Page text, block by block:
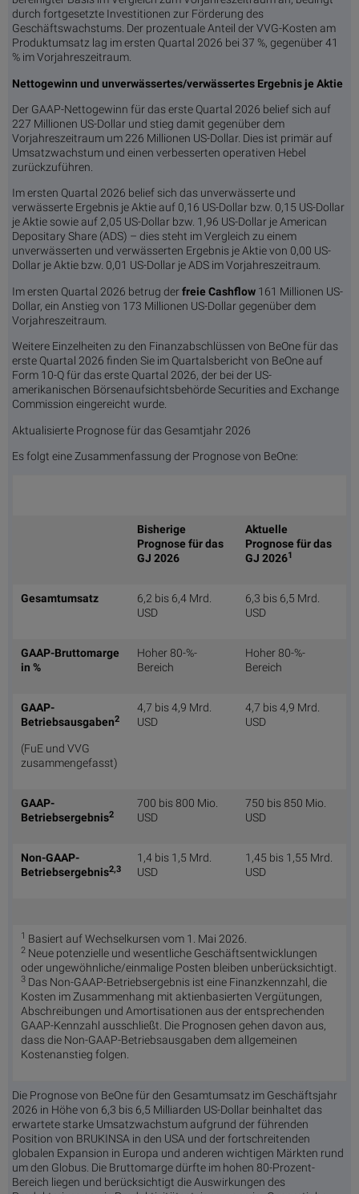
durch fortgesetzte Investitionen zur Förderung des
Geschäftswachstums. Der prozentuale Anteil der VVG-Kosten am
Produktumsatz lag im ersten Quartal 2026 bei 37 %, gegenüber 41
% im Vorjahreszeitraum.
Nettogewinn und unverwässertes/verwässertes Ergebnis je Aktie
Der GAAP-Nettogewinn für das erste Quartal 2026 belief sich auf
227 Millionen US-Dollar und stieg damit gegenüber dem
Vorjahreszeitraum um 226 Millionen US-Dollar. Dies ist primär auf
Umsatzwachstum und einen verbesserten operativen Hebel
zurückzuführen.
Im ersten Quartal 2026 belief sich das unverwässerte und
verwässerte Ergebnis je Aktie auf 0,16 US-Dollar bzw. 0,15 US-Dollar
je Aktie sowie auf 2,05 US-Dollar bzw. 1,96 US-Dollar je American
Depositary Share (ADS) – dies steht im Vergleich zu einem
unverwässerten und verwässerten Ergebnis je Aktie von 0,00 US-
Dollar je Aktie bzw. 0,01 US-Dollar je ADS im Vorjahreszeitraum.
Im ersten Quartal 2026 betrug derfreie Cashflow 161 Millionen US-
Dollar, ein Anstieg von 173 Millionen US-Dollar gegenüber dem
Vorjahreszeitraum.
Weitere Einzelheiten zu den Finanzabschlüssen von BeOne für das
erste Quartal 2026 finden Sie im Quartalsbericht von BeOne auf
Form 10-Q für das erste Quartal 2026, der bei der US-
amerikanischen Börsenaufsichtsbehörde Securities and Exchange
Commission eingereicht wurde.
Aktualisierte Prognose für das Gesamtjahr 2026
Es folgt eine Zusammenfassung der Prognose von BeOne:
Bisherige
Prognose für das
GJ 2026​
Aktuelle
Prognose für das
GJ 20261
Gesamtumsatz
6,2 bis 6,4 Mrd.
USD
6,3 bis 6,5 Mrd.
USD
GAAP-Bruttomarge
in %
Hoher 80-%-
Bereich
Hoher 80-%-
Bereich
GAAP-
Betriebsausgaben2
(FuE und VVG
zusammengefasst)
4,7 bis 4,9 Mrd.
USD
4,7 bis 4,9 Mrd.
USD
GAAP-
Betriebsergebnis2
700 bis 800 Mio.
USD
750 bis 850 Mio.
USD
Non-GAAP-
Betriebsergebnis2,3
1,4 bis 1,5 Mrd.
USD
1,45 bis 1,55 Mrd.
USD
1 Basiert auf Wechselkursen vom 1. Mai 2026.
2 Neue potenzielle und wesentliche Geschäftsentwicklungen
oder ungewöhnliche/einmalige Posten bleiben unberücksichtigt.
3 Das Non-GAAP-Betriebsergebnis ist eine Finanzkennzahl, die
Kosten im Zusammenhang mit aktienbasierten Vergütungen,
Abschreibungen und Amortisationen aus der entsprechenden
GAAP-Kennzahl ausschließt. Die Prognosen gehen davon aus,
dass die Non-GAAP-Betriebsausgaben dem allgemeinen
Kostenanstieg folgen.
Die Prognose von BeOne für den Gesamtumsatz im Geschäftsjahr
2026 in Höhe von 6,3 bis 6,5 Milliarden US-Dollar beinhaltet das
erwartete starke Umsatzwachstum aufgrund der führenden
Position von BRUKINSA in den USA und der fortschreitenden
globalen Expansion in Europa und anderen wichtigen Märkten rund
um den Globus. Die Bruttomarge dürfte im hohen 80-Prozent-
Bereich liegen und berücksichtigt die Auswirkungen des